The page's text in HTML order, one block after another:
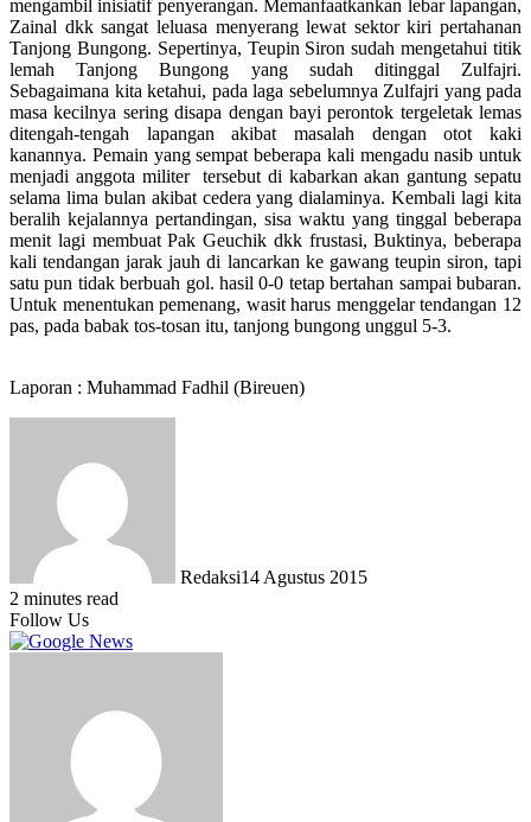
mengambil inisiatif penyerangan. Memanfaatkankan lebar lapangan,
Zainal dkk sangat leluasa menyerang lewat sektor kiri pertahanan
Tanjong Bungong. Sepertinya, Teupin Siron sudah mengetahui titik
lemah Tanjong Bungong yang sudah ditinggal Zulfajri.
Sebagaimana kita ketahui, pada laga sebelumnya Zulfajri yang pada
masa kecilnya sering disapa dengan bayi perontok tergeletak lemas
ditengah-tengah lapangan akibat masalah dengan otot kaki
kanannya. Pemain yang sempat beberapa kali mengadu nasib untuk
menjadi anggota militer tersebut di kabarkan akan gantung sepatu
selama lima bulan akibat cedera yang dialaminya. Kembali lagi kita
beralih kejalannya pertandingan, sisa waktu yang tinggal beberapa
menit lagi membuat Pak Geuchik dkk frustasi, Buktinya, beberapa
kali tendangan jarak jauh di lancarkan ke gawang teupin siron, tapi
satu pun tidak berbuah gol. hasil 0-0 tetap bertahan sampai bubaran.
Untuk menentukan pemenang, wasit harus menggelar tendangan 12
pas, pada babak tos-tosan itu, tanjong bungong unggul 5-3.
Laporan : Muhammad Fadhil (Bireuen)
Redaksi14 Agustus 2015
2 minutes read
Follow Us